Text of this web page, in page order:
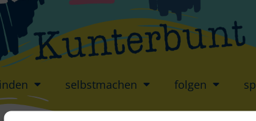
selbstmachen folgen